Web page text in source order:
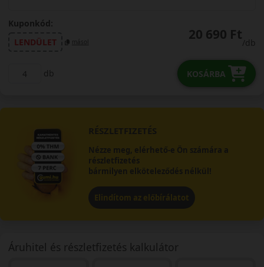
Kuponkód:
LENDÜLET
másol 20 690 Ft
/db
db KOSÁRBA
RÉSZLETFIZETÉS
Nézze meg, elérhető-e Ön számára a
részletfizetés
bármilyen elköteleződés nélkül!
Elindítom az előbírálatot
Áruhitel és részletfizetés kalkulátor